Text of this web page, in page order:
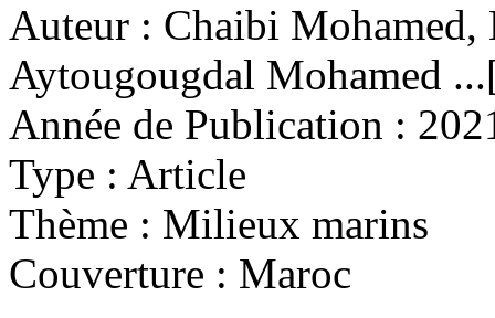
Auteur : Chaibi Mohamed,
Aytougougdal Mohamed
Année de Publication :
Type : Article
Thème : Milieux marins
Couverture : Maroc